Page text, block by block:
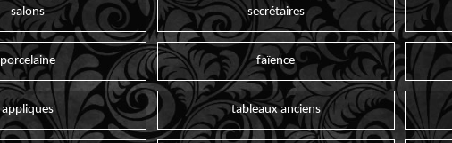
salons secrétaires
porcelaine faïence
appliques tableaux anciens